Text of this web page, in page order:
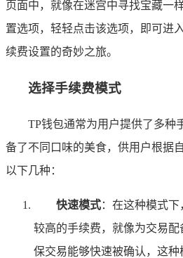
页面中，就像在迷宫中寻找宝藏一
置选项，轻轻点击该选项，即可进
续费设置的奇妙之旅。
选择手续费模式
TP钱包通常为用户提供了多种
备了不同口味的美食，供用户根据
以下几种：
快速模式：在这种模式
较高的手续费，就像为交易
保交易能够快速被确认，这